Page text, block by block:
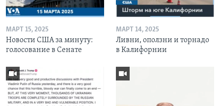
МАРТ 15, 2025
Новости США за минуту:
голосование в Сенате
МАРТ 14, 2025
Ливни, оползни и торнадо
в Калифорнии